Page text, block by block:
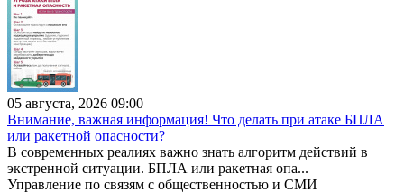
05 августа, 2026 09:00
Внимание, важная информация! Что делать при атаке БПЛА
или ракетной опасности?
В современных реалиях важно знать алгоритм действий в
экстренной ситуации. БПЛА или ракетная опа...
Управление по связям с общественностью и СМИ